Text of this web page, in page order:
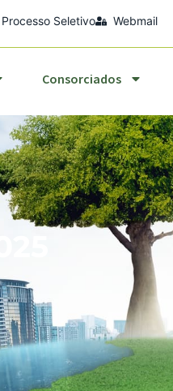
Processo Seletivo Webmail
Consorciados
Consorciados